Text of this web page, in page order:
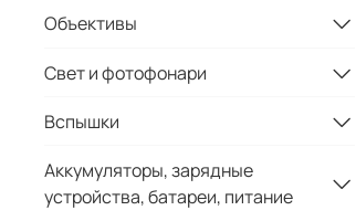
Объективы
Свет и фотофонари
Вспышки
Аккумуляторы, зарядные
устройства, батареи, питание